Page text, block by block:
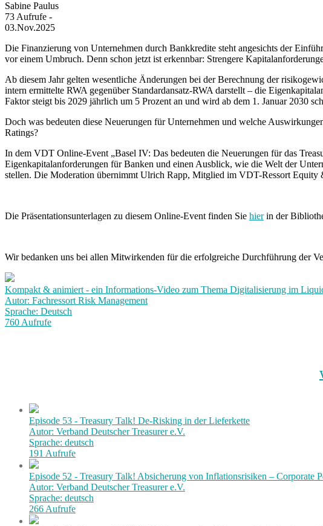
Sabine Paulus
73 Aufrufe -
03.Nov.2025
Die Finanzierung von Unternehmen durch Bankkredite steht angesichts der
vor einem Umbruch. Denn schon jetzt ist erkennbar: Strengere
Ab diesem Jahr gelten wesentliche Änderungen bei der Berechnung der
intern ermittelte RWA gegenüber Standardansatz-RWA darstellt – die
Faktor steigt bis 2029 jährlich um 5 Prozent an und wird ab dem 1. Januar 2030
Doch was bedeuten diese Neuerungen für Unternehmen und welche
Ratings?
In dem VDT Online-Event „Basel IV: Das bedeuten die Neuerungen für das
Eigenkapitalanforderungen für Banken und einen Ausblick, wie die Welt der
stellen. Die Moderation übernimmt Ulrich Rapp, Mitglied im VDT-Ressort Equity
Die Präsentationsunterlagen zu diesem Online-Event finden Sie hierin der
Wir bedanken uns bei allen Mitwirkenden für die erfolgreiche Durchführung der
Kompakt & animiert - ein Informations-Video zum Thema Digitalisierung im
Autor: Fachressort Risk Management
Sprache: Deutsch
760 Aufrufe
Episode 53 - Treasury Talk! De-Risking in der Lieferkette
Autor: Verband Deutscher Treasurer e.V.
Sprache: deutsch
191 Aufrufe
Episode 52 - Treasury Talk! Absicherung von Inflationsrisiken – Corporate
Autor: Verband Deutscher Treasurer e.V.
Sprache: deutsch
266 Aufrufe